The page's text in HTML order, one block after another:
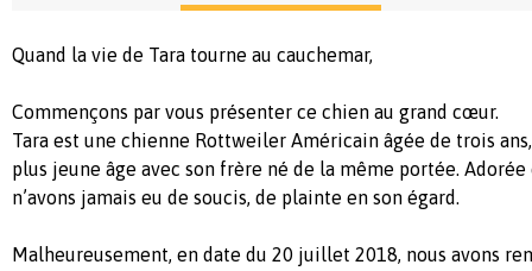
Quand la vie de Tara tourne au cauchemar,
Commençons par vous présenter ce chien au grand cœur.
Tara est une chienne Rottweiler Américain âgée de trois
plus jeune âge avec son frère né de la même portée. Adorée
n’avons jamais eu de soucis, de plainte en son égard.
Malheureusement, en date du 20 juillet 2018, nous avons